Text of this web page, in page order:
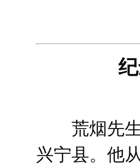
荒烟先生
兴宁县。他